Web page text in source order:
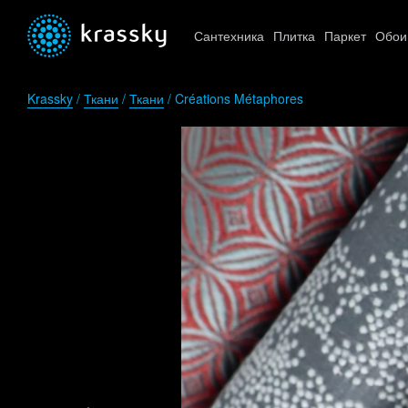
Сантехника Плитка Паркет Обои
Krassky / Ткани / Ткани / Créations Métaphores